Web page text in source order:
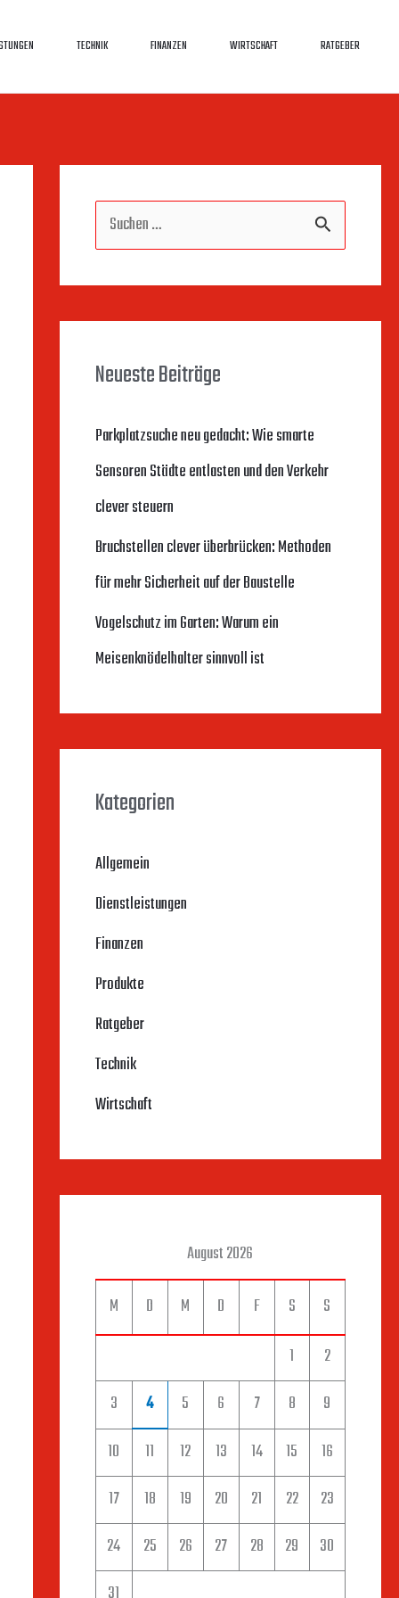
TECHNIK FINANZEN WIRTSCHAFT RATGEBER
e
n
a
c
h
:
Neueste Beiträge
Parkplatzsuche neu gedacht: Wie smarte
Sensoren Städte entlasten und den Verkehr
clever steuern
Bruchstellen clever überbrücken: Methoden
für mehr Sicherheit auf der Baustelle
Vogelschutz im Garten: Warum ein
Meisenknödelhalter sinnvoll ist
Kategorien
Allgemein
Dienstleistungen
Finanzen
Produkte
Ratgeber
Technik
Wirtschaft
August 2026
M D M D F S
S
1
2
3
4 5 6 7 8
9
10
11 12 13 14 15
16
17
18 19 20 21 22
23
24
25 26 27 28 29
30